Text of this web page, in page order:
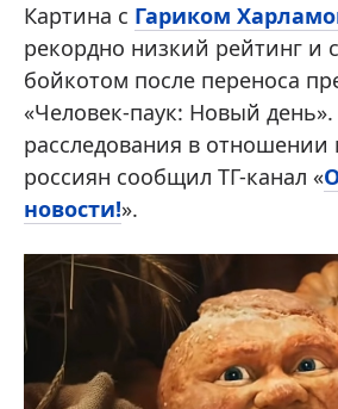
Картина с Гариком
рекордно низкий рейтинг и
бойкотом после переноса
«Человек-паук: Новый день».
расследования в отношении
россиян сообщил ТГ-канал «
новости!».